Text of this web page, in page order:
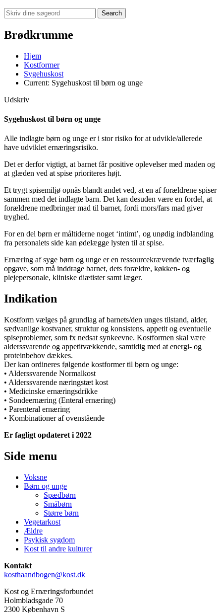
Search
Brødkrumme
Hjem
Kostformer
Sygehuskost
Current: Sygehuskost til børn og unge
Udskriv
Sygehuskost til børn og unge
Alle indlagte børn og unge er i stor risiko for at udvikle/allerede
have udviklet ernæringsrisiko.
Det er derfor vigtigt, at barnet får positive oplevelser med maden og
at glæden ved at spise prioriteres højt.
Et trygt spisemiljø opnås blandt andet ved, at en af forældrene spiser
sammen med det indlagte barn. Det kan desuden være en fordel, at
forældrene medbringer mad til barnet, fordi mors/fars mad giver
tryghed.
For en del børn er måltiderne noget ‘intimt’, og unødig indblanding
fra personalets side kan ødelægge lysten til at spise.
Ernæring af syge børn og unge er en ressourcekrævende tværfaglig
opgave, som må inddrage barnet, dets forældre, køkken- og
plejepersonale, kliniske diætister samt læger.
Indikation
Kostform vælges på grundlag af barnets/den unges tilstand, alder,
sædvanlige kostvaner, struktur og konsistens, appetit og eventuelle
spiseproblemer, som fx nedsat synkeevne. Kostformen skal være
alderssvarende og appetitvækkende, samtidig med at energi- og
proteinbehov dækkes.
Der kan ordineres følgende kostformer til børn og unge:
• Alderssvarende Normalkost
• Alderssvarende næringstæt kost
• Medicinske ernæringsdrikke
• Sondeernæring (Enteral ernæring)
• Parenteral ernæring
• Kombinationer af ovenstående
Er fagligt opdateret i 2022
Side menu
Voksne
Børn og unge
Spædbørn
Småbørn
Større børn
Vegetarkost
Ældre
Psykisk sygdom
Kost til andre kulturer
Kontakt
kosthaandbogen@kost.dk
Kost og Ernæringsforbundet
Holmbladsgade 70
2300 København S